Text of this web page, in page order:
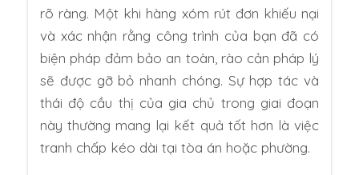
rõ ràng. Một khi hàng xóm rút đơn khiếu nại
và xác nhận rằng công trình của bạn đã có
biện pháp đảm bảo an toàn, rào cản pháp lý
sẽ được gỡ bỏ nhanh chóng. Sự hợp tác và
thái độ cầu thị của gia chủ trong giai đoạn
này thường mang lại kết quả tốt hơn là việc
tranh chấp kéo dài tại tòa án hoặc phường.